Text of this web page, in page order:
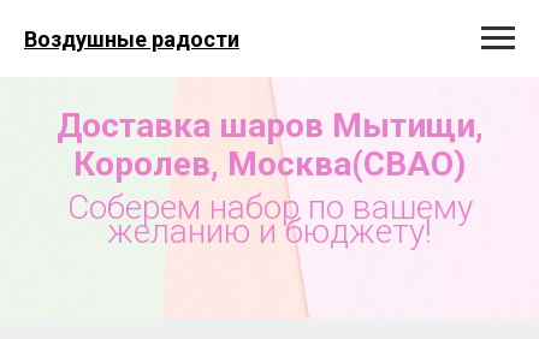
Воздушные радости
Доставка шаров Мытищи,
Королев, Москва(СВАО)
Соберем набор по вашему
желанию и бюджету!